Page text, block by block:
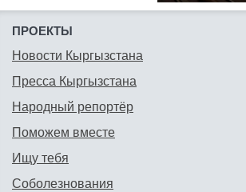
ПРОЕКТЫ
Новости Кыргызстана
Пресса Кыргызстана
Народный репортёр
Поможем вместе
Ищу тебя
Соболезнования